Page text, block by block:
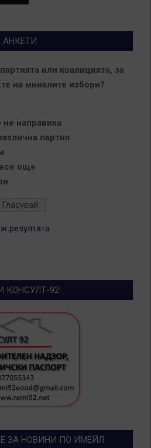
АНКЕТИ
или коалицията, за
на миналите избори?
направиха
партия
още
резултата
КОНСУЛТ-92
ЗА НОВИНИ ПО ИМЕЙЛ